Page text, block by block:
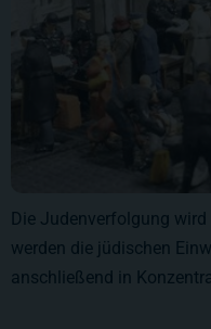
Die Judenverfolgung
werden die jüdischen
anschließend in